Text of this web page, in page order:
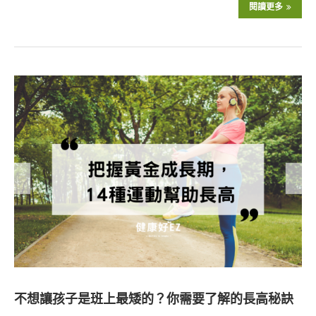
閱讀更多
不想讓孩子是班上最矮的？你需要了解的長高秘訣